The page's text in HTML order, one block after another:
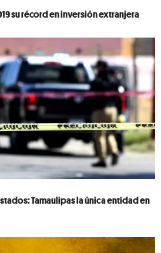
su récord en inversión extranjera
Tamaulipas la única entidad en